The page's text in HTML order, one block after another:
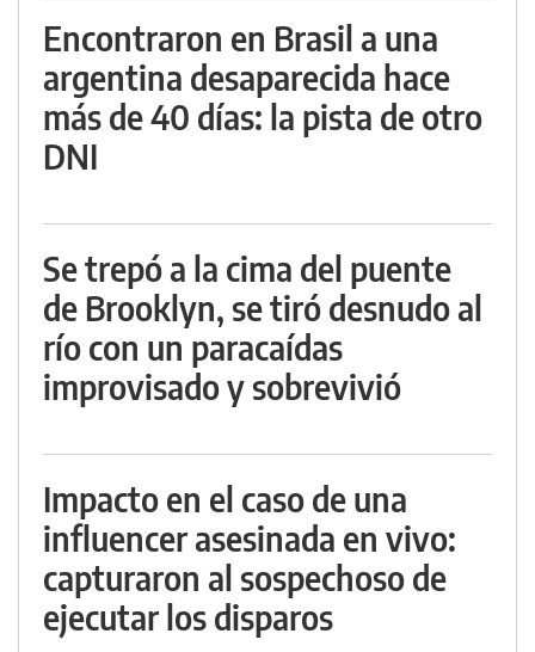
Encontraron en Brasil a una
argentina desaparecida hace
más de 40 días: la pista de otro
DNI
Se trepó a la cima del puente
de Brooklyn, se tiró desnudo al
río con un paracaídas
improvisado y sobrevivió
Impacto en el caso de una
influencer asesinada en vivo:
capturaron al sospechoso de
ejecutar los disparos